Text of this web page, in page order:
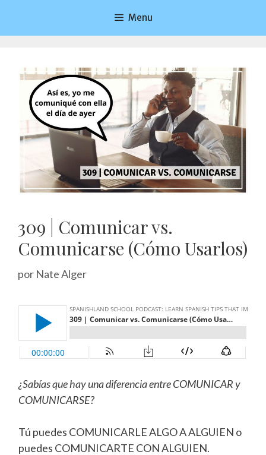
contenido
Menu
309 | Comunicar vs.
Comunicarse (Cómo Usarlos)
por Nate Alger
¿Sabías que hay una diferencia entre COMUNICAR y
COMUNICARSE?
Tú puedes COMUNICARLE ALGO A ALGUIEN o
puedes COMUNICARTE CON ALGUIEN.